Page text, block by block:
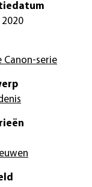
2020
Canon-serie